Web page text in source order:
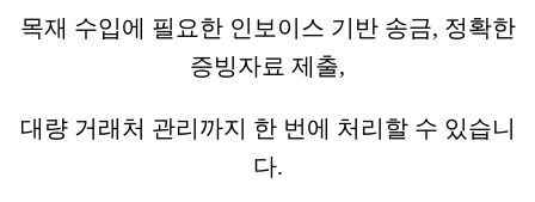
목재 수입에 필요한 인보이스 기반 송금, 정확한
증빙자료 제출,
대량 거래처 관리까지 한 번에 처리할 수 있습니
다.